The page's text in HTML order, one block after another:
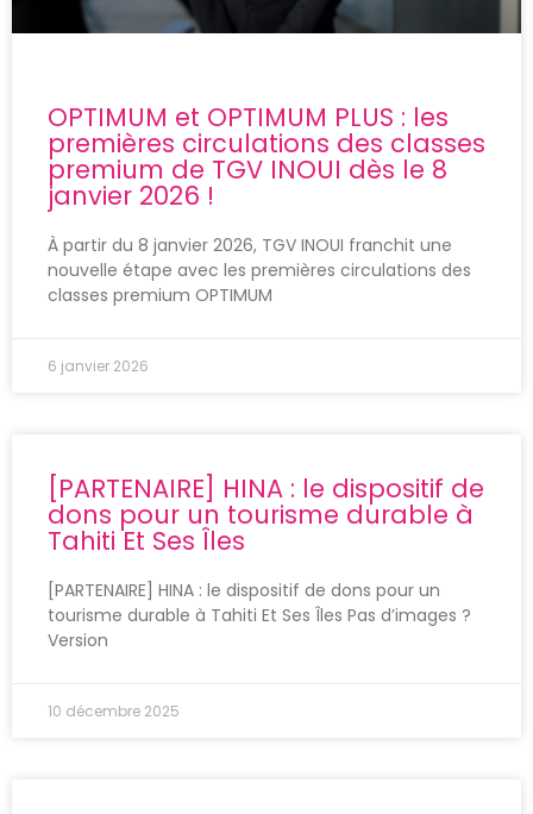
OPTIMUM et OPTIMUM PLUS : les
premières circulations des classes
premium de TGV INOUI dès le 8
janvier 2026 !
À partir du 8 janvier 2026, TGV INOUI franchit une
nouvelle étape avec les premières circulations des
classes premium OPTIMUM
6 janvier 2026
[PARTENAIRE] HINA : le dispositif de
dons pour un tourisme durable à
Tahiti Et Ses Îles
[PARTENAIRE] HINA : le dispositif de dons pour un
tourisme durable à Tahiti Et Ses Îles Pas d’images ?
Version
10 décembre 2025